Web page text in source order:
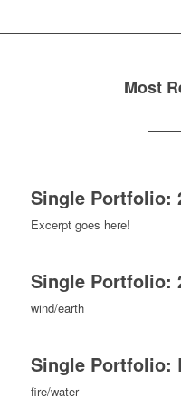
Most
Single Portfolio:
Excerpt goes here!
Single Portfolio:
wind/earth
Single Portfolio:
fire/water